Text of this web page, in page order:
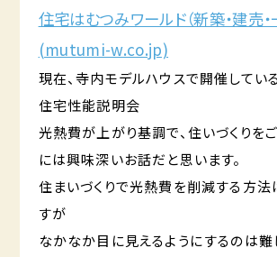
住宅はむつみワールド（新築・建売・
(mutumi-w.co.jp)
現在、寺内モデルハウスで開催してい
住宅性能説明会
光熱費が上がり基調で、住いづくりを
には興味深いお話だと思います。
住まいづくりで光熱費を削減する方法
すが
なかなか目に見えるようにするのは難